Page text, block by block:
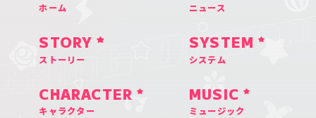
ホーム ニュース
STORY
ストーリー
SYSTEM
システム
CHARACTER
キャラクター
MUSIC
ミュージック